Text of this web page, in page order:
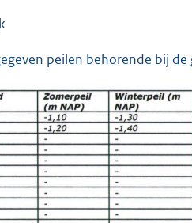
peilen behorende bij